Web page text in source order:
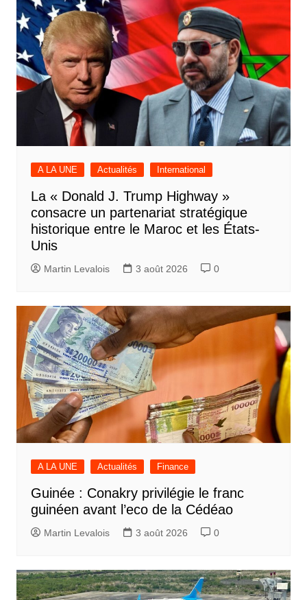
A LA UNE Actualités International
La « Donald J. Trump Highway »
consacre un partenariat stratégique
historique entre le Maroc et les États-
Unis
Martin Levalois 3 août 2026 0
A LA UNE Actualités Finance
Guinée : Conakry privilégie le franc
guinéen avant l’eco de la Cédéao
Martin Levalois 3 août 2026 0